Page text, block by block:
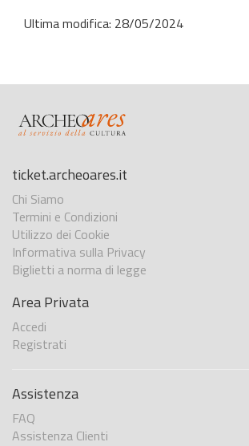
Ultima modifica: 28/05/2024
ticket.archeoares.it
Chi Siamo
Termini e Condizioni
Utilizzo dei Cookie
Informativa sulla Privacy
Biglietti a norma di legge
Area Privata
Accedi
Registrati
Assistenza
FAQ
Assistenza Clienti